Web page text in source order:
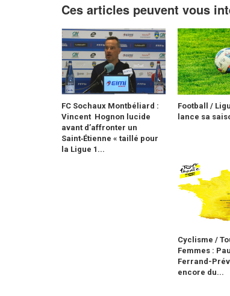
Ces articles peuvent vous
FC Sochaux Montbéliard :
Vincent Hognon lucide
avant d’affronter un
Saint‑Étienne « taillé pour
la Ligue 1...
Football /
lance sa
Cyclisme /
Femmes :
Ferrand-
encore du...